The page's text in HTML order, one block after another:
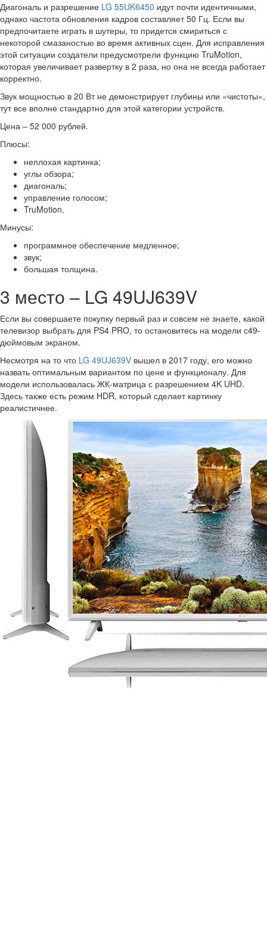
Диагональ и разрешение LG 55UK6450 идут почти идентичными,
однако частота обновления кадров составляет 50 Гц. Если вы
предпочитаете играть в шутеры, то придется смириться с
некоторой смазаностью во время активных сцен. Для исправления
этой ситуации создатели предусмотрели функцию TruMotion,
которая увеличивает развертку в 2 раза, но она не всегда работает
корректно.
Звук мощностью в 20 Вт не демонстрирует глубины или «чистоты»,
тут все вполне стандартно для этой категории устройств.
Цена – 52 000 рублей.
Плюсы:
неплохая картинка;
углы обзора;
диагональ;
управление голосом;
TruMotion.
Минусы:
программное обеспечение медленное;
звук;
большая толщина.
3 место – LG 49UJ639V
Если вы совершаете покупку первый раз и совсем не знаете, какой
телевизор выбрать для PS4 PRO, то остановитесь на модели с49-
дюймовым экраном.
Несмотря на то что LG 49UJ639V вышел в 2017 году, его можно
назвать оптимальным вариантом по цене и функционалу. Для
модели использовалась ЖК-матрица с разрешением 4K UHD.
Здесь также есть режим HDR, который сделает картинку
реалистичнее.